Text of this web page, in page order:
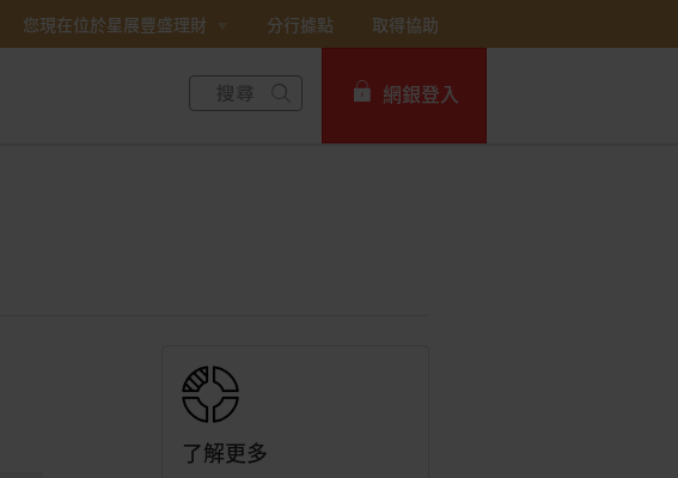
您現在位於星展豐盛理財 分行據點 取得協助
網銀登入
了解更多